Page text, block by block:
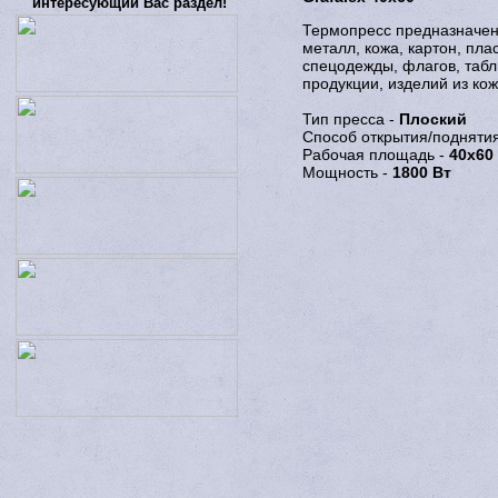
Термопресс
металл, кожа, картон,
спецодежды, флагов,
продукции, изделий из
Тип пресса - Плоский
Способ открытия/
Рабочая площадь - 40x60
Мощность - 1800 Вт